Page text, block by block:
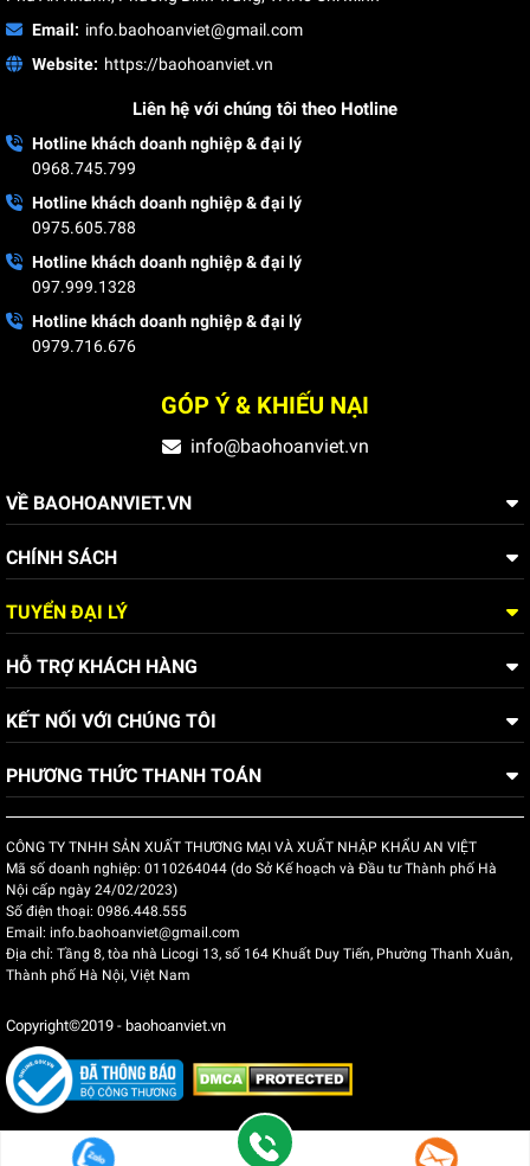
ĐỘI NGŨ NHÂN SỰ CÔNG TY
Email: info.baohoanviet@gmail.com
Website: https://baohoanviet.vn
Liên hệ với chúng tôi theo Hotline
Hotline khách doanh nghiệp & đại lý
0968.745.799
Hotline khách doanh nghiệp & đại lý
0975.605.788
Hotline khách doanh nghiệp & đại lý
097.999.1328
Hotline khách doanh nghiệp & đại lý
0979.716.676
GÓP Ý & KHIẾU NẠI
info@baohoanviet.vn
VỀ BAOHOANVIET.VN
CHÍNH SÁCH
TUYỂN ĐẠI LÝ
HỖ TRỢ KHÁCH HÀNG
KẾT NỐI VỚI CHÚNG TÔI
PHƯƠNG THỨC THANH TOÁN
CÔNG TY TNHH SẢN XUẤT THƯƠNG MẠI VÀ XUẤT NHẬP KHẨU AN VIỆT
Mã số doanh nghiệp: 0110264044 (do Sở Kế hoạch và Đầu tư Thành phố Hà
Nội cấp ngày 24/02/2023)
Số điện thoại: 0986.448.555
Email: info.baohoanviet@gmail.com
Địa chỉ: Tầng 8, tòa nhà Licogi 13, số 164 Khuất Duy Tiến, Phường Thanh Xuân,
Thành phố Hà Nội, Việt Nam
Copyright©2019 - baohoanviet.vn